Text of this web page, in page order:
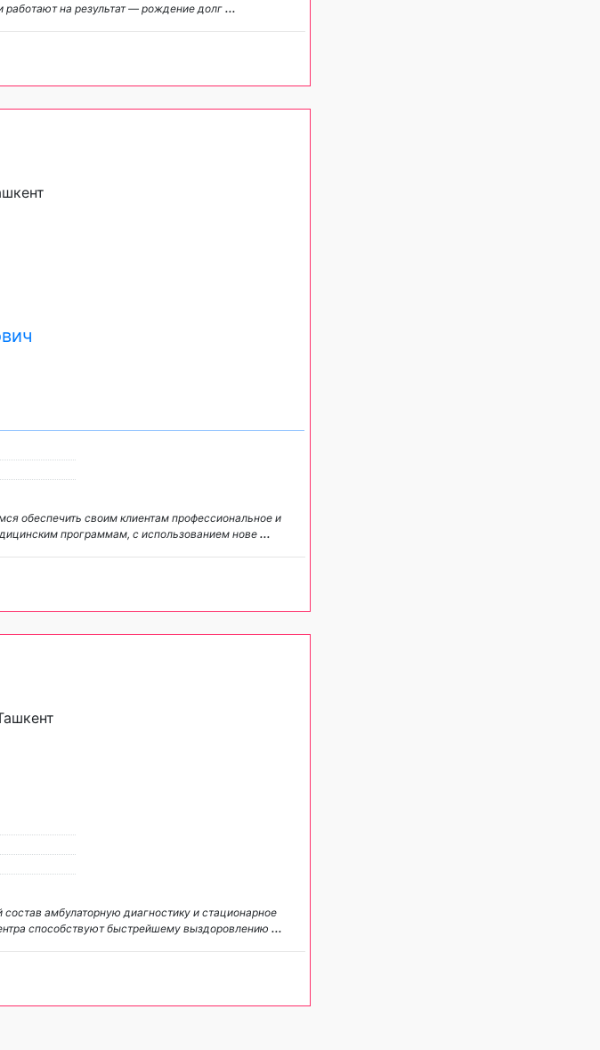
работают на результат — рождение долг ...
обеспечить своим клиентам профессиональное и
программам, с использованием нове ...
амбулаторную диагностику и стационарное
способствуют быстрейшему выздоровлению ...